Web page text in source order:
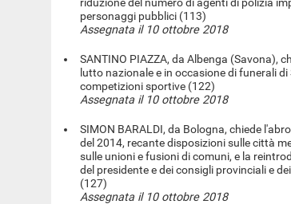
riduzione del numero di agenti di polizia
personaggi pubblici (113)
Assegnata il 10 ottobre 2018
SANTINO PIAZZA, da Albenga (Savona),
lutto nazionale e in occasione di funerali
competizioni sportive (122)
Assegnata il 10 ottobre 2018
SIMON BARALDI, da Bologna, chiede
del 2014, recante disposizioni sulle città
sulle unioni e fusioni di comuni, e la
del presidente e dei consigli provinciali e
(127)
Assegnata il 10 ottobre 2018